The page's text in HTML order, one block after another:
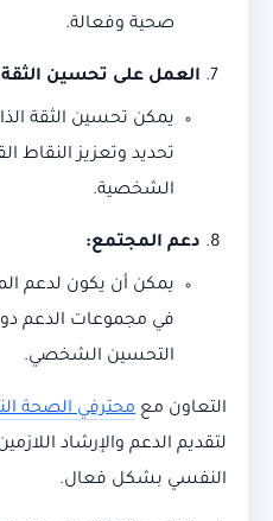
صحية وفعالة.
العمل على تحسين الثقة
يمكن تحسين الثقة
تحديد وتعزيز النقاط
الشخصية.
دعم المجتمع:
يمكن أن يكون لدعم
في مجموعات الدعم
التحسين الشخصي.
التعاون مع محترفي الصحة
لتقديم الدعم والإرشاد
النفسي بشكل فعال.